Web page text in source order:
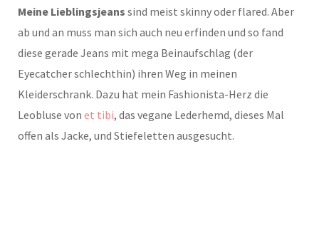
Meine Lieblingsjeans sind meist skinny oder flared. Aber
ab und an muss man sich auch neu erfinden und so fand
diese gerade Jeans mit mega Beinaufschlag (der
Eyecatcher schlechthin) ihren Weg in meinen
Kleiderschrank. Dazu hat mein Fashionista-Herz die
Leobluse von et tibi, das vegane Lederhemd, dieses Mal
offen als Jacke, und Stiefeletten ausgesucht.